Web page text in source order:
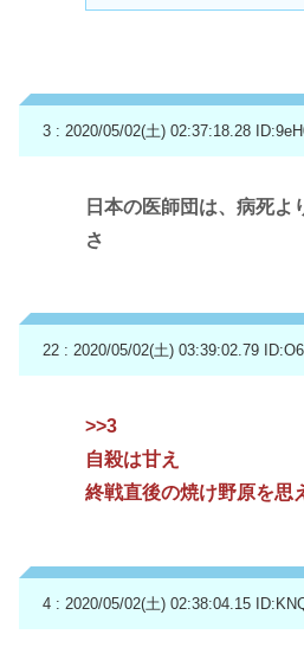
3 : 2020/05/02(土) 02:37:18.28
日本の医師団は、病死よ
さ
22 : 2020/05/02(土) 03:39:02.79
>>3
自殺は甘え
終戦直後の焼け野原を思
4 : 2020/05/02(土) 02:38:04.15